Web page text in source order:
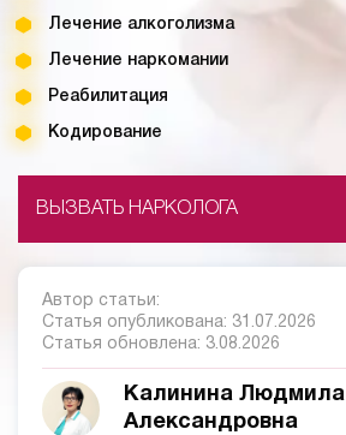
Лечение алкоголизма
Лечение наркомании
Реабилитация
Кодирование
ВЫЗВАТЬ НАРКОЛОГА
Автор статьи:
Статья опубликована: 31.07.2026
Статья обновлена: 3.08.2026
Калинина Людмила
Александровна